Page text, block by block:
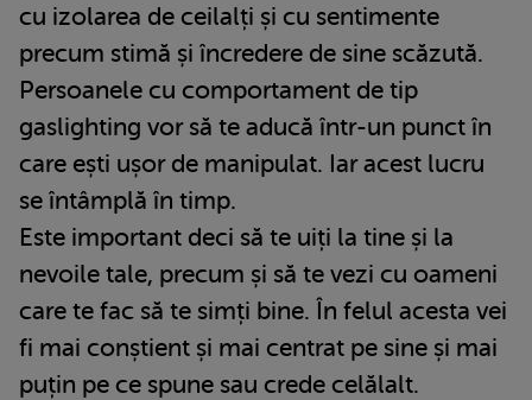
cu izolarea de ceilalți și cu sentimente
precum stimă și încredere de sine scăzută.
Persoanele cu comportament de tip
gaslighting vor să te aducă într-un punct în
care ești ușor de manipulat. Iar acest lucru
se întâmplă în timp.
Este important deci să te uiți la tine și la
nevoile tale, precum și să te vezi cu oameni
care te fac să te simți bine. În felul acesta vei
fi mai conștient și mai centrat pe sine și mai
puțin pe ce spune sau crede celălalt.